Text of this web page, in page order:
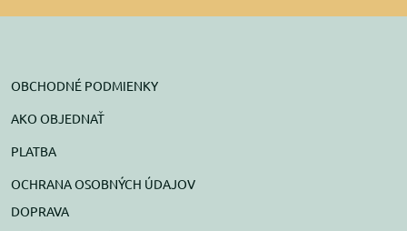
OBCHODNÉ PODMIENKY
AKO OBJEDNAŤ
PLATBA
OCHRANA OSOBNÝCH ÚDAJOV
DOPRAVA